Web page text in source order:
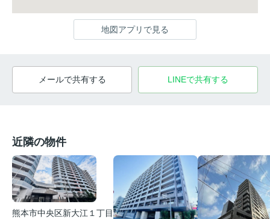
地図アプリで見る
メールで共有する LINEで共有する
近隣の物件
熊本市中央区新大江１丁目